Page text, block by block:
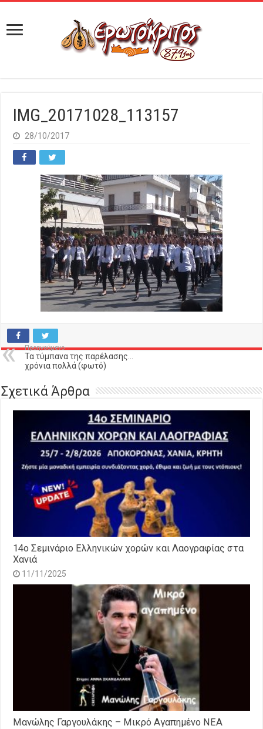
IMG_20171028_113157
28/10/2017
Προηγούμενο
Τα τύμπανα της παρέλασης…
χρόνια πολλά (φωτό)
Σχετικά Άρθρα
14o Σεμινάριο Ελληνικών χορών και Λαογραφίας στα
Χανιά
11/11/2025
Μανώλης Γαργουλάκης – Μικρό Αγαπημένο NEΑ